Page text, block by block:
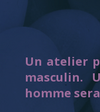
Un atelier
masculin.
homme